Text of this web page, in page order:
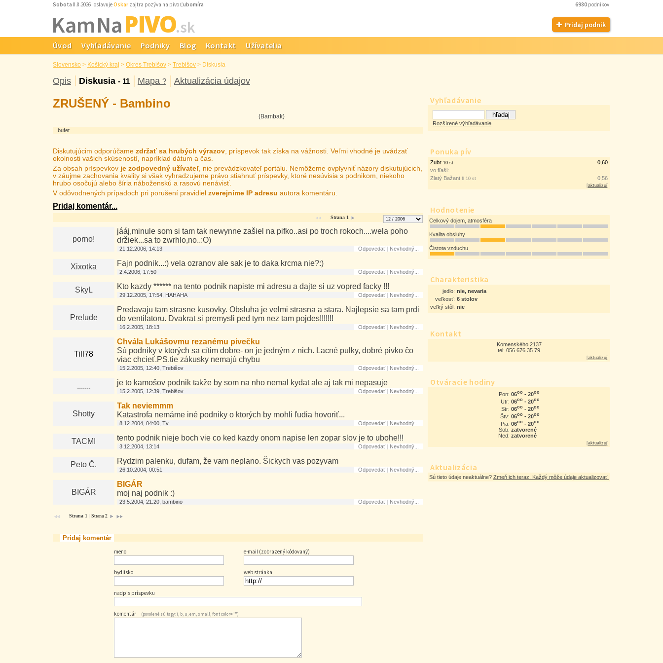
Sobota 8.8.2026 oslavujeOskar zajtra pozýva na pivo Ľubomíra 6980 podnikov
Kam NaPIVO.sk Pridaj podnik
Úvod Vyhľadávanie Podniky Blog Kontakt Užívatelia
Slovensko > Košický kraj > Okres Trebišov > Trebišov > Diskusia
Opis Diskusia - 11 Mapa ?
Aktualizácia údajov
Vyhľadávanie
Rozšírené výhľadávanie
Ponuka pív
Zubr 10 st
0,60
vo fľaši:
Zlatý Bažant fl 10 st 0,56
[aktualizuj]
Hodnotenie
Celkový dojem, atmosféra
Kvalita obsluhy
Čistota vzduchu
Charakteristika
jedlo: nie, nevaria
veľkosť: 6 stolov
veľký stôl: nie
Kontakt
Komenského 2137
tel: 056 676 35 79
[aktualizuj]
Otváracie hodiny
Pon: 06oo - 20oo
Utr: 06oo - 20oo
Str: 06oo - 20oo
Štv: 06oo - 20oo
Pia: 06oo - 20oo
Sob: zatvorené
Ned: zatvorené
[aktualizuj]
Aktualizácia
Sú tieto údaje neaktuálne? Zmeň ich teraz. Každý môže údaje aktualizovať.
ZRUŠENÝ - Bambino
bufet
(Bambak)
Diskutujúcim odporúčame zdržať sa hrubých výrazov, príspevok tak získa na vážnosti. Veľmi vhodné je uvádzať
okolnosti vašich skúseností, napríklad dátum a čas.
Za obsah príspevkov je zodpovedný užívateľ, nie prevádzkovateľ portálu. Nemôžeme ovplyvniť názory diskutujúcich,
v záujme zachovania kvality si však vyhradzujeme právo stiahnuť príspevky, ktoré nesúvisia s podnikom, niekoho
hrubo osočujú alebo šíria náboženskú a rasovú nenávisť.
V odôvodnených prípadoch pri porušení pravidiel zverejníme IP adresu autora komentáru.
Pridaj komentár...
Strana 1
porno!
jááj,minule som si tam tak newynne zašiel na pifko..asi po troch rokoch....wela poho
držiek...sa to zwrhlo,no..:O)
Odpovedať | Nevhodný...
21.12.2006, 14:13
Xixotka Fajn podnik...:) vela ozranov ale sak je to daka krcma nie?:)
Odpovedať | Nevhodný...
2.4.2006, 17:50
SkyL Kto kazdy ****** na tento podnik napiste mi adresu a dajte si uz vopred facky !!!
Odpovedať | Nevhodný...
29.12.2005, 17:54, HAHAHA
Prelude
Predavaju tam strasne kusovky. Obsluha je velmi strasna a stara. Najlepsie sa tam prdi
do ventilatoru. Dvakrat si premysli ped tym nez tam pojdes!!!!!!!
Odpovedať | Nevhodný...
16.2.2005, 18:13
Till78
Chvála Lukášovmu rezanému pivečku
Sú podniky v ktorých sa cítim dobre- on je jedným z nich. Lacné pulky, dobré pivko čo
viac chcieť.PS.tie zákusky nemajú chybu
Odpovedať | Nevhodný...
15.2.2005, 12:40, Trebišov
....... je to kamošov podnik takže by som na nho nemal kydat ale aj tak mi nepasuje
Odpovedať | Nevhodný...
15.2.2005, 12:39, Trebišov
Shotty
Tak neviemmm
Katastrofa nemáme iné podniky o ktorých by mohli ľudia hovoriť...
Odpovedať | Nevhodný...
8.12.2004, 04:00, Tv
TACMI tento podnik nieje boch vie co ked kazdy onom napise len zopar slov je to ubohe!!!
Odpovedať | Nevhodný...
3.12.2004, 13:14
Peto Č. Rydzim palenku, dufam, že vam neplano. Šickych vas pozyvam
Odpovedať | Nevhodný...
26.10.2004, 00:51
BIGÁR
BIGÁR
moj naj podnik :)
Odpovedať | Nevhodný...
23.5.2004, 21:20, bambino
Strana 1 Strana 2
Pridaj komentár
meno
bydlisko
e-mail (zobrazený kódovaný)
web stránka
nadpis príspevku
komentár (povolené sú tagy: i, b, u, em, small, font color="")